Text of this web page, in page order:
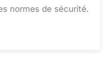
normes de sécurité.